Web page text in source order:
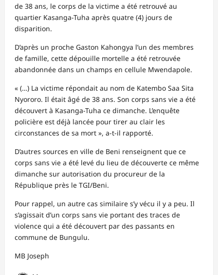
de 38 ans, le corps de la victime a été retrouvé au
quartier Kasanga-Tuha après quatre (4) jours de
disparition.
D’après un proche Gaston Kahongya l’un des membres
de famille, cette dépouille mortelle a été retrouvée
abandonnée dans un champs en cellule Mwendapole.
« (…) La victime répondait au nom de Katembo Saa Sita
Nyororo. Il était âgé de 38 ans. Son corps sans vie a été
découvert à Kasanga-Tuha ce dimanche. L’enquête
policière est déjà lancée pour tirer au clair les
circonstances de sa mort », a-t-il rapporté.
D’autres sources en ville de Beni renseignent que ce
corps sans vie a été levé du lieu de découverte ce même
dimanche sur autorisation du procureur de la
République près le TGI/Beni.
Pour rappel, un autre cas similaire s’y vécu il y a peu. Il
s’agissait d’un corps sans vie portant des traces de
violence qui a été découvert par des passants en
commune de Bungulu.
MB Joseph